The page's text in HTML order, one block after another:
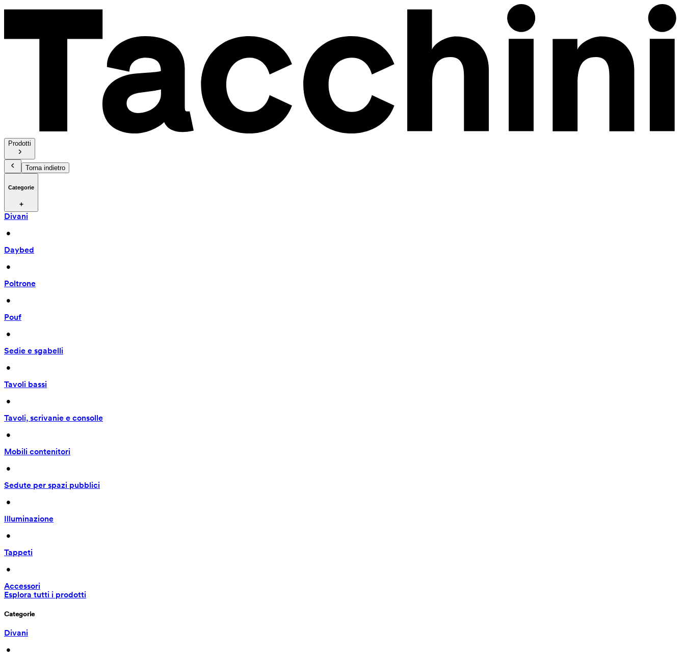
Prodotti
Torna indietro
Categorie
Divani
•
Daybed
•
Poltrone
•
Pouf
•
Sedie e sgabelli
•
Tavoli bassi
•
Tavoli, scrivanie e consolle
•
Mobili contenitori
•
Sedute per spazi pubblici
•
Illuminazione
•
Tappeti
•
Accessori
Esplora tutti i prodotti
Categorie
Divani
•